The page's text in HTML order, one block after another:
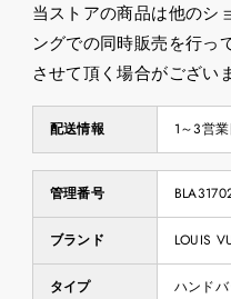
当ストアの商品は他のシ
ングでの同時販売を行っ
させて頂く場合がござい
配送情報 1～3営
管理番号
ブランド LOUIS
タイプ ハンド